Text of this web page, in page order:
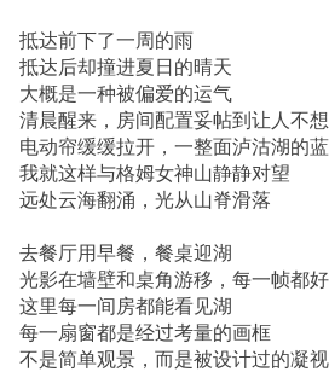
抵达前下了一周的雨
抵达后却撞进夏日的晴天
大概是一种被偏爱的运气
清晨醒来，房间配置妥帖到让人不
电动帘缓缓拉开，一整面泸沽湖的
我就这样与格姆女神山静静对望
远处云海翻涌，光从山脊滑落
去餐厅用早餐，餐桌迎湖
光影在墙壁和桌角游移，每一帧都
这里每一间房都能看见湖
每一扇窗都是经过考量的画框
不是简单观景，而是被设计过的凝视